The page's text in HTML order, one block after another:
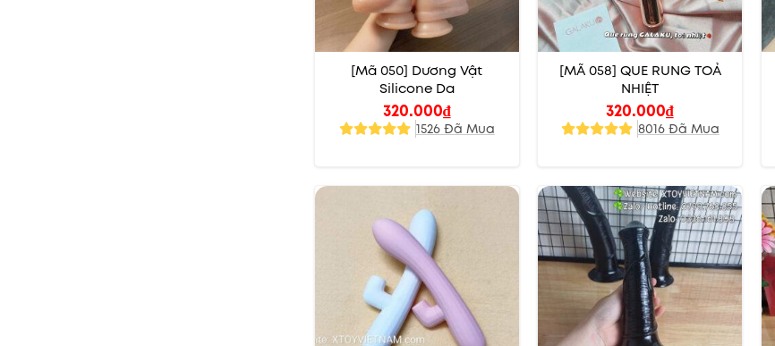
[Mã 050] Dương Vật
Silicone Da
320.000₫
1526 Đã Mua
[MÃ 058] QUE RUNG TOẢ
NHIỆT
320.000₫
8016 Đã Mua